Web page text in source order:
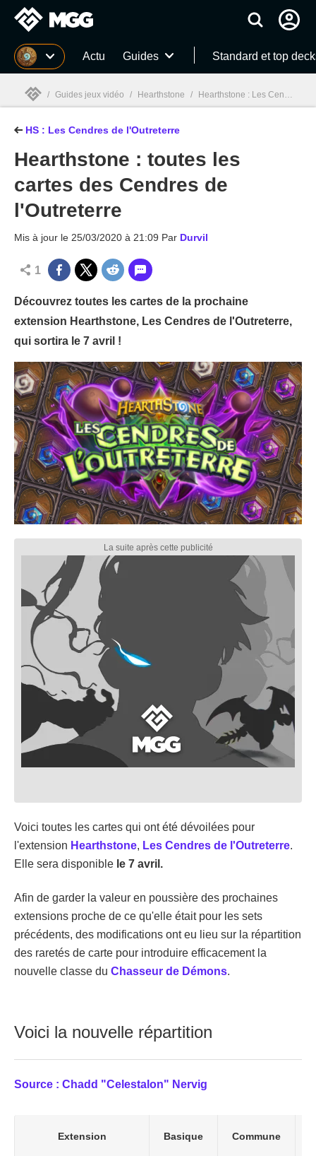
MGG Actu Guides Standard et top
MGG
/ Guides jeux vidéo / Hearthstone / Hearthstone : Les Cendres de l'Outreterre (Ashes of Outland)
HS : Les Cendres de l'Outreterre
Hearthstone : toutes les
cartes des Cendres de
l'Outreterre
Mis à jour le 25/03/2020 à 21:09 Par Durvil
1
Découvrez toutes les cartes de la prochaine
extension Hearthstone, Les Cendres de l'Outreterre,
qui sortira le 7 avril !
Voici toutes les cartes qui ont été dévoilées pour
l'extension Hearthstone, Les Cendres de l'Outreterre.
Elle sera disponible le 7 avril.
Afin de garder la valeur en poussière des prochaines
extensions proche de ce qu'elle était pour les sets
précédents, des modifications ont eu lieu sur la répartition
des raretés de carte pour introduire efficacement la
nouvelle classe du Chasseur de Démons.
Voici la nouvelle répartition
Source : Chadd "Celestalon" Nervig
Extension Basique Commune